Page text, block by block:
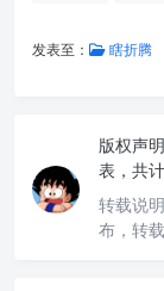
发表至： 瞎折腾
版权声明
表，共
转载说明
布，转